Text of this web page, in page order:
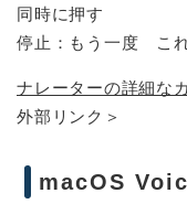
同時に押す
停止：もう一度 こ
ナレーターの詳細な
外部リンク＞
macOS